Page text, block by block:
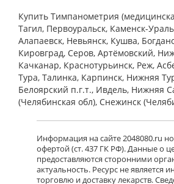
Купить Тимпанометрия
Тагил, Первоуральск, Каменск-
Алапаевск, Невьянск, Кушва,
Кировград, Серов, Артёмовский,
Качканар, Краснотурьинск, Реж,
Тура, Талинка, Карпинск, Нижняя
Белоярский п.г.т., Ивдель, Нижняя
(Челябинская обл), Снежинск
Информация на сайте 2048080.ru
офертой (ст. 437 ГК РФ). Данные о
предоставляются сторонними
актуальность. Ресурс не является
торговлю и доставку лекарств.